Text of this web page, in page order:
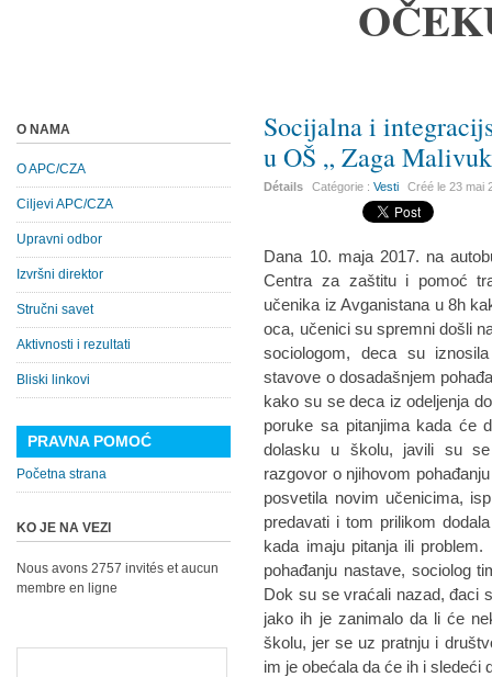
Socijalna i
u OŠ „ Zaga
Détails Catégorie :Vesti Créé le23 mai
Dana 10. maja 2017. na
Centra za zaštitu i pomoć
učenika iz Avganistana u 8h
oca, učenici su spremni došli
sociologom, deca su
stavove o dosadašnjem
kako su se deca iz odeljenja
poruke sa pitanjima kada će
dolasku u školu, javili su
razgovor o njihovom
posvetila novim učenicima,
predavati i tom prilikom
kada imaju pitanja ili
pohađanju nastave, sociolog
Dok su se vraćali nazad, đaci
jako ih je zanimalo da li će
školu, jer se uz pratnju i
im je obećala da će ih i sledeći
O NAMA
O APC/CZA
Ciljevi APC/CZA
Upravni odbor
Izvršni direktor
Stručni savet
Aktivnosti i rezultati
Bliski linkovi
PRAVNA POMOĆ
Početna strana
KO JE NA VEZI
Nous avons 2757 invités et aucun
membre en ligne